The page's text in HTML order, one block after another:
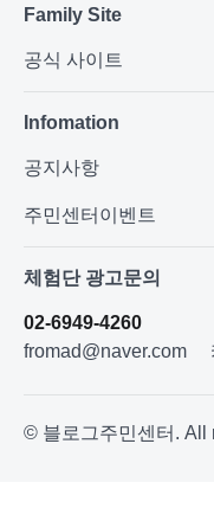
Family Site
공식 사이트
Infomation
공지사항
주민센터이벤트
체험단 광고문의
02-6949-4260
fromad@naver.com
© 블로그주민센터. All